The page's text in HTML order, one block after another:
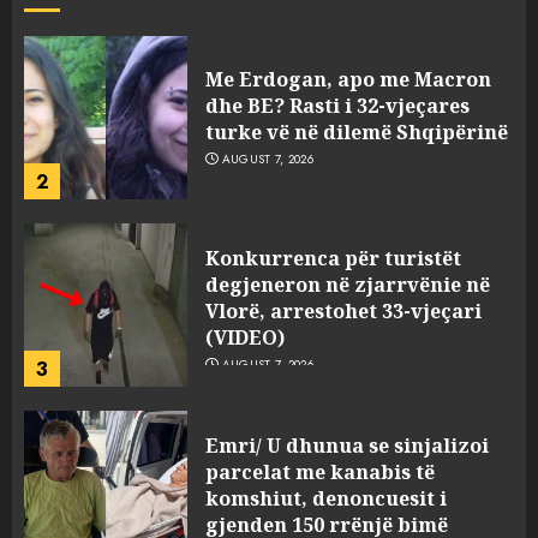
2
Me Erdogan, apo me Macron
dhe BE? Rasti i 32-vjeçares
turke vë në dilemë Shqipërinë
AUGUST 7, 2026
3
Konkurrenca për turistët
degjeneron në zjarrvënie në
Vlorë, arrestohet 33-vjeçari
(VIDEO)
AUGUST 7, 2026
Emri/ U dhunua se sinjalizoi
parcelat me kanabis të
komshiut, denoncuesit i
gjenden 150 rrënjë bimë